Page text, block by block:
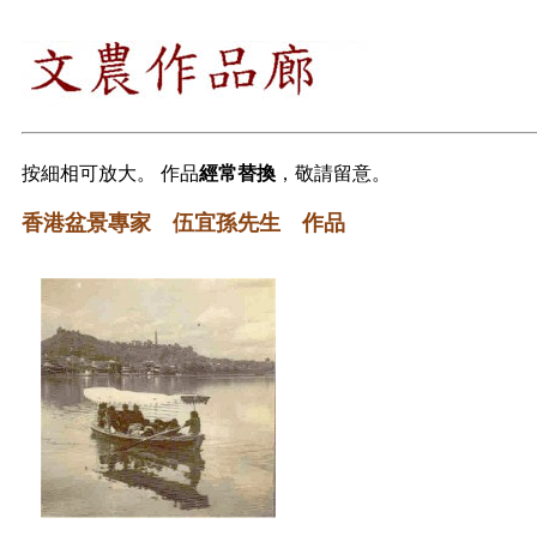
按細相可放大。 作品經常替換 ，敬請留意。
香港盆景專家 伍宜孫先生 作品